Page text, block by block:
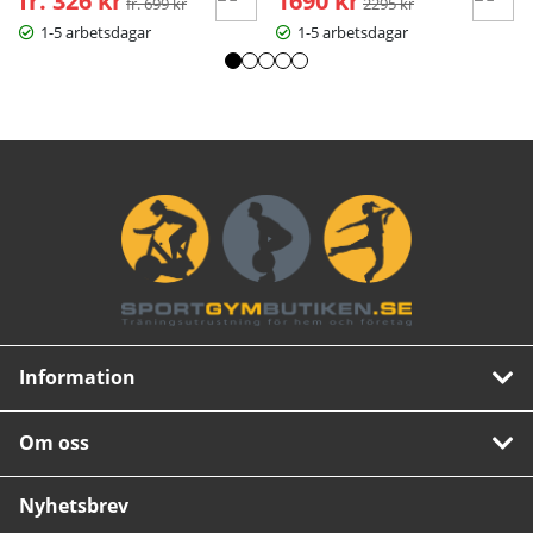
1-5 arbetsdagar
1-5 arbetsdagar
Information
Om oss
Nyhetsbrev